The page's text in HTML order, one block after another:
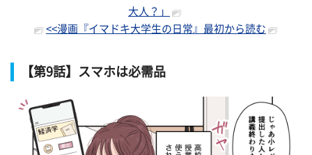
大人？」
<<漫画『イマドキ大学生の日常』最初から読む
【第9話】スマホは必需品